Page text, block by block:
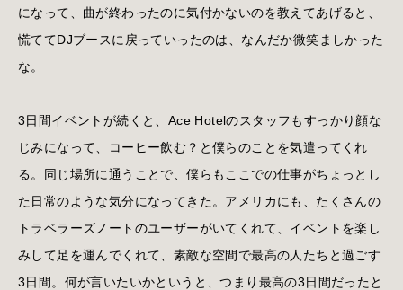
になって、曲が終わったのに気付かないのを教えてあげると、
慌ててDJブースに戻っていったのは、なんだか微笑ましかった
な。
3日間イベントが続くと、Ace Hotelのスタッフもすっかり顔な
じみになって、コーヒー飲む？と僕らのことを気遣ってくれ
る。同じ場所に通うことで、僕らもここでの仕事がちょっとし
た日常のような気分になってきた。アメリカにも、たくさんの
トラベラーズノートのユーザーがいてくれて、イベントを楽し
みして足を運んでくれて、素敵な空間で最高の人たちと過ごす
3日間。何が言いたいかというと、つまり最高の3日間だったと